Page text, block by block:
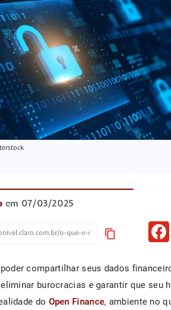
em 07/03/2025
content_copy
compartilhar seus dados
burocracias e garantir que seu
do Open Finance, ambiente no